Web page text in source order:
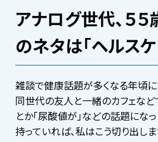
アナログ世代、５
のネタは「ヘルスケ
雑談で健康話題が多くなる年頃に
同世代の友人と一緒のカフェなど
とか「尿酸値が」などの話題にな
持っていれば、私はこう切り出し